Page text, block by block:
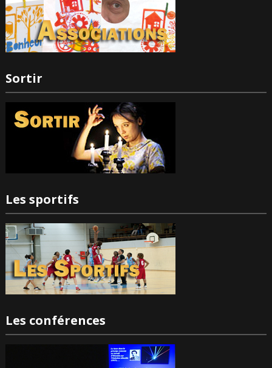
Sortir
Les sportifs
Les conférences